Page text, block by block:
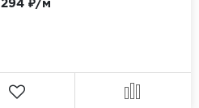
294 ₽/м